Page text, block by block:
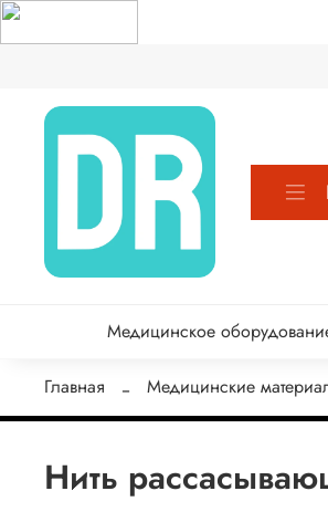
Медицинское
Главная Медицинские
Нить